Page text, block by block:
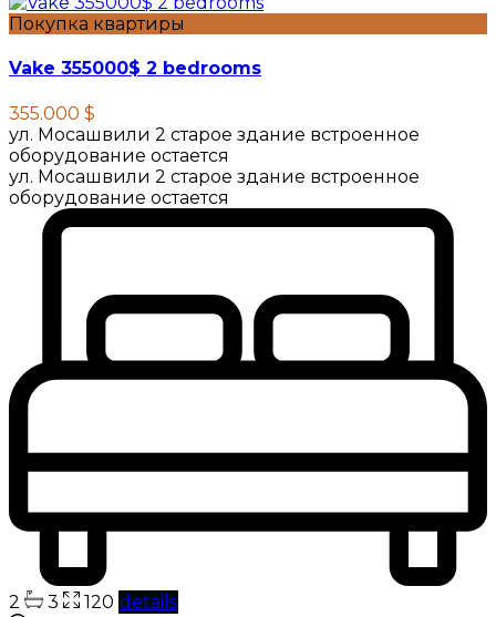
Покупка квартиры
Vake 355000$ 2 bedrooms
355.000 $
ул. Мосашвили 2 старое здание встроенное
оборудование остается
ул. Мосашвили 2 старое здание встроенное
оборудование остается
2 3 120 details